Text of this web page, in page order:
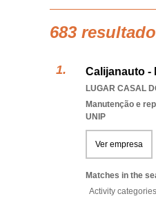
683
Calijanauto -
LUGAR CASAL
Manutenção e
UNIP
Ver empresa
Matches in the
Activity